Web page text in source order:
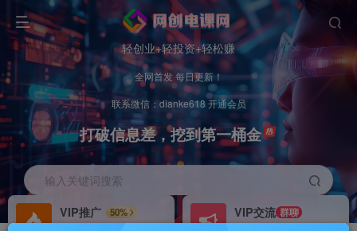
轻创业+轻投资+轻松赚
全网首发 每日更新！
联系微信：dianke618 开通会员
打破信息差，挖到第一桶金
输入关键词搜索
VIP推广
50%
VIP交流 群聊